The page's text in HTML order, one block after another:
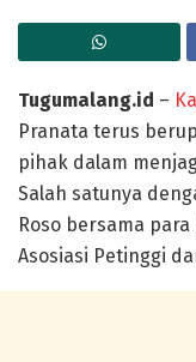
Tugumalang.id –
Pranata terus
pihak dalam
Salah satunya
Roso bersama
Asosiasi Petinggi